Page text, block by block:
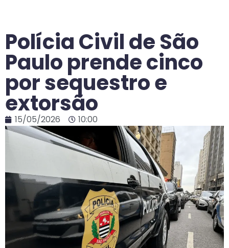
Polícia Civil de São
Paulo prende cinco
por sequestro e
extorsão
15/05/2026 10:00